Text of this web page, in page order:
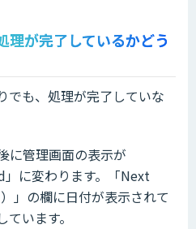
理が完了しているかどう
でも、処理が完了していな
に管理画面の表示が
に変わります。「Next
」の欄に日付が表示されて
います。